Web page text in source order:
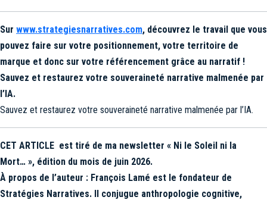
Sur www.strategiesnarratives.com, découvrez le travail que vous
pouvez faire sur votre positionnement, votre territoire de
marque et donc sur votre référencement grâce au narratif !
Sauvez et restaurez votre souveraineté narrative malmenée par
l’IA.
Sauvez et restaurez votre souveraineté narrative malmenée par l’IA.
CET ARTICLE est tiré de ma newsletter « Ni le Soleil ni la
Mort… », édition du mois de juin 2026.
À propos de l’auteur : François Lamé est le fondateur de
Stratégies Narratives. Il conjugue anthropologie cognitive,